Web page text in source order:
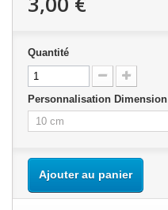
Quantité
Personnalisation Dimension
Ajouter au panier